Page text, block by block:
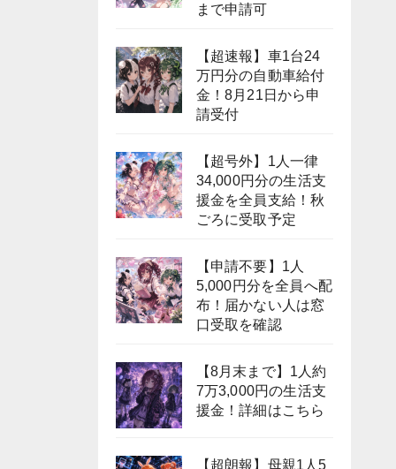
まで申請可
【超速報】車1台24
万円分の自動車給付
金！8月21日から申
請受付
【超号外】1人一律
34,000円分の生活支
援金を全員支給！秋
ごろに受取予定
【申請不要】1人
5,000円分を全員へ配
布！届かない人は窓
口受取を確認
【8月末まで】1人約
7万3,000円の生活支
援金！詳細はこちら
【超朗報】母親1人5